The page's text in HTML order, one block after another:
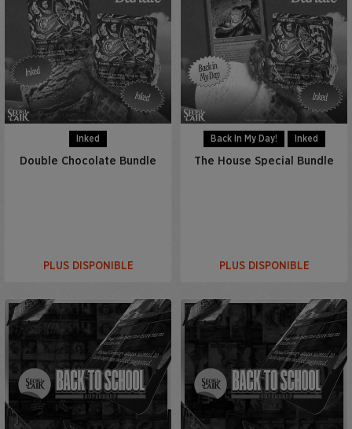
Inked
Double Chocolate Bundle
PLUS DISPONIBLE
Back In My Day! Inked
The House Special Bundle
PLUS DISPONIBLE